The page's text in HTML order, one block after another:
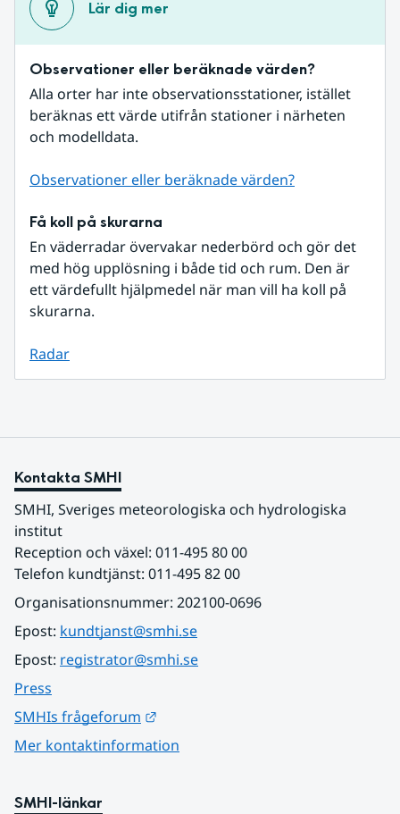
Lär dig mer
Observationer eller beräknade värden?
Alla orter har inte observationsstationer, istället
beräknas ett värde utifrån stationer i närheten
och modelldata.
Observationer eller beräknade värden?
Få koll på skurarna
En väderradar övervakar nederbörd och gör det
med hög upplösning i både tid och rum. Den är
ett värdefullt hjälpmedel när man vill ha koll på
skurarna.
Radar
Kontakta SMHI
SMHI, Sveriges meteorologiska och hydrologiska
institut
Reception och växel: 011-495 80 00
Telefon kundtjänst: 011-495 82 00
Organisationsnummer: 202100-0696
Epost: kundtjanst@smhi.se
Epost: registrator@smhi.se
Press
SMHIs frågeforum
Mer kontaktinformation
SMHI-länkar